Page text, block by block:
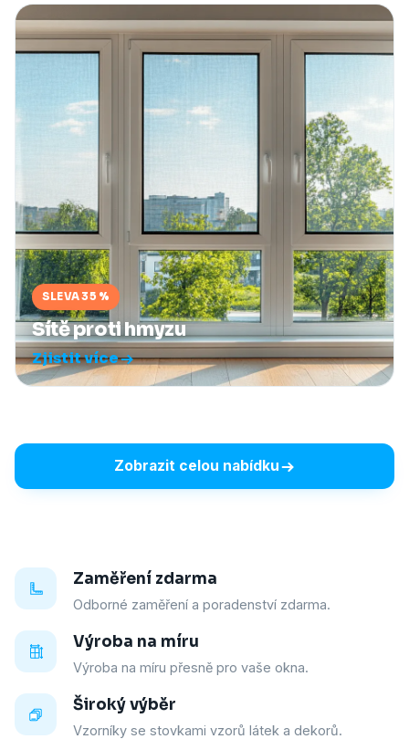
SLEVA 35 %
Sítě proti hmyzu
Zjistit více
Zobrazit celou nabídku
Zaměření zdarma
Odborné zaměření a poradenství zdarma.
Výroba na míru
Výroba na míru přesně pro vaše okna.
Široký výběr
Vzorníky se stovkami vzorů látek a dekorů.